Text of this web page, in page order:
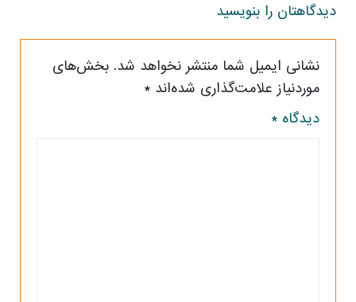
دیدگاهتان را بنویسید
نشانی ایمیل شما منتشر نخواهد شد. بخش‌های
موردنیاز علامت‌گذاری شده‌اند *
دیدگاه *